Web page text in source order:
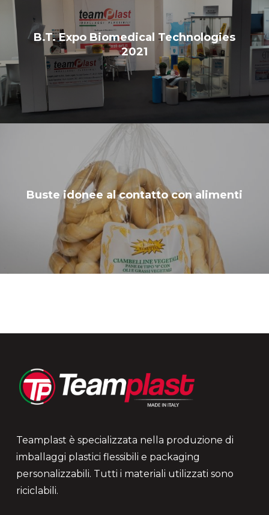
B.T. Expo Biomedical Technologies
2021
Buste idonee al contatto con alimenti
Teamplast è specializzata nella produzione di
imballaggi plastici flessibili e packaging
personalizzabili. Tutti i materiali utilizzati sono
riciclabili.